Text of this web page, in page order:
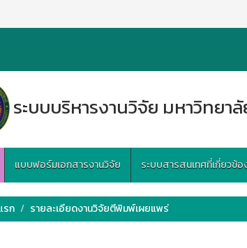
ระบบบริหารงานวิจัย มหาวิทยา
แบบฟอร์มเอกสารงานวิจัย ระบบสารสนเทศที่เกี่ยวข้อ
รก รายละเอียดงานวิจัยตีพิมพ์เผยแพร่